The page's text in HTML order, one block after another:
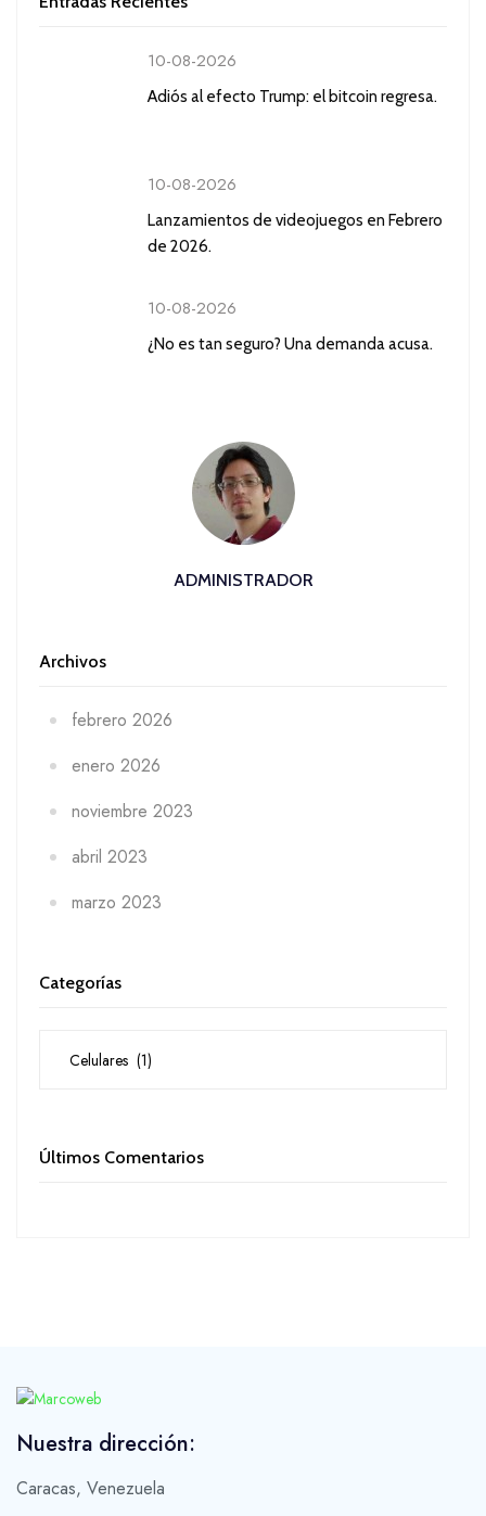
10-08-2026
Adiós al efecto Trump: el bitcoin regresa.
10-08-2026
Lanzamientos de videojuegos en Febrero
de 2026.
10-08-2026
¿No es tan seguro? Una demanda acusa.
ADMINISTRADOR
Archivos
febrero 2026
enero 2026
noviembre 2023
abril 2023
marzo 2023
Categorías
Últimos Comentarios
Nuestra dirección:
Caracas, Venezuela